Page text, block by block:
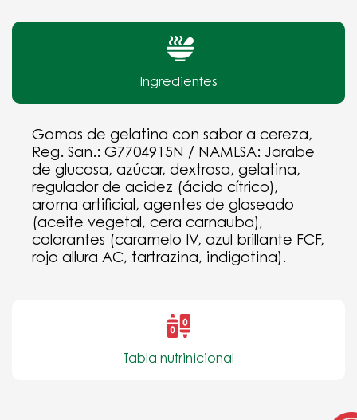
Ingredientes
Gomas de gelatina con sabor a cereza,
Reg. San.: G7704915N / NAMLSA: Jarabe
de glucosa, azúcar, dextrosa, gelatina,
regulador de acidez (ácido cítrico),
aroma artificial, agentes de glaseado
(aceite vegetal, cera carnauba),
colorantes (caramelo IV, azul brillante FCF,
rojo allura AC, tartrazina, indigotina).
Tabla nutrinicional